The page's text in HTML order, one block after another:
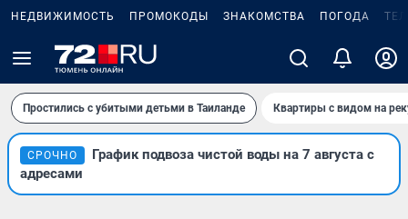
НЕДВИЖИМОСТЬ ПРОМОКОДЫ ЗНАКОМСТВА ПОГОДА
Простились с убитыми детьми в Таиланде Квартиры с видом на
СРОЧНО
График подвоза чистой воды на 7 августа с
адресами